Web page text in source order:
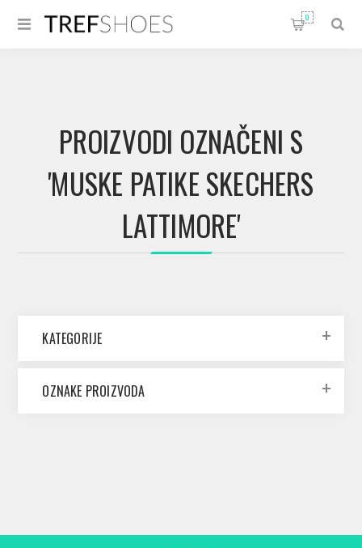
0
PROIZVODI OZNAČENI S
'MUSKE PATIKE SKECHERS
LATTIMORE'
KATEGORIJE
OZNAKE PROIZVODA